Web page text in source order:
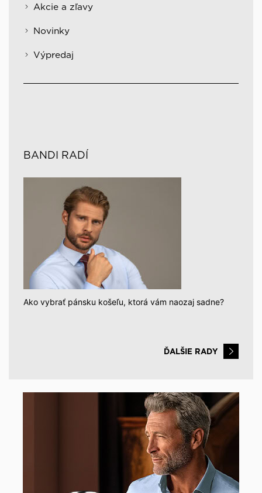
Akcie a zľavy
Novinky
Výpredaj
BANDI RADÍ
Ako vybrať pánsku košeľu, ktorá vám naozaj sadne?
ĎALŠIE RADY